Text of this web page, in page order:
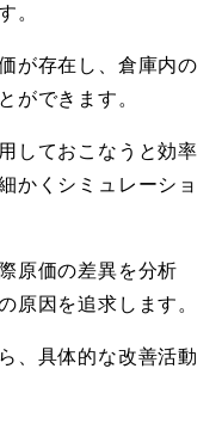
。
が存在し、倉庫内の
ができます。
しておこなうと効率
かくシミュレーショ
原価の差異を分析
原因を追求します。
、具体的な改善活動